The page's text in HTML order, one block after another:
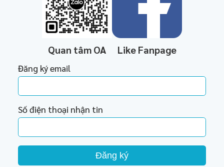
Quan tâm OA Like Fanpage
Đăng ký email
Số điện thoại nhận tin
Đăng ký